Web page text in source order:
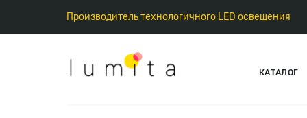
Производитель технологичного LED освещения
КАТАЛОГ